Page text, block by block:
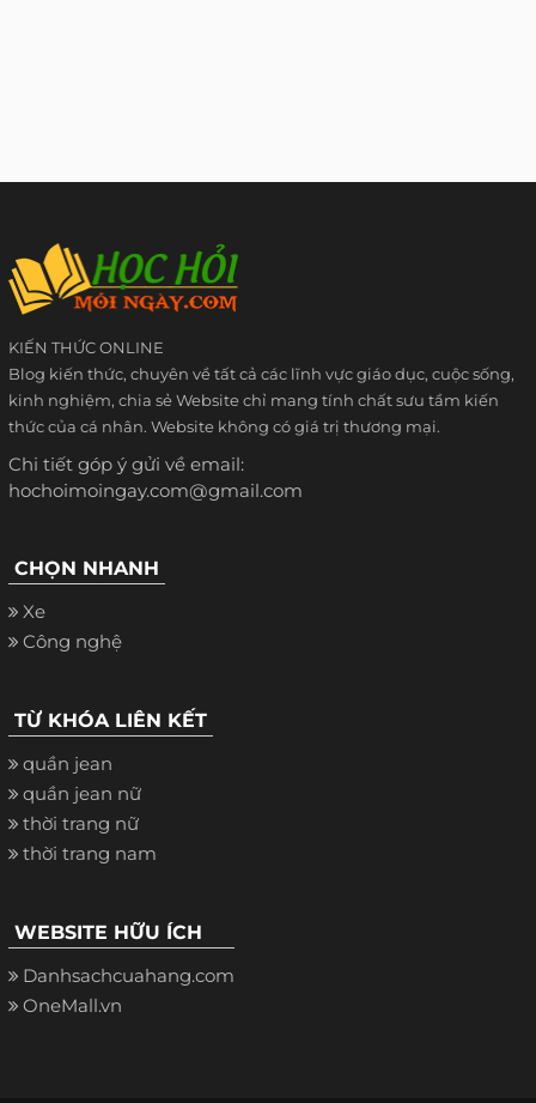
KIẾN THỨC ONLINE
Blog kiến thức, chuyên về tất cả các lĩnh vực giáo dục, cuộc sống,
kinh nghiệm, chia sẻ Website chỉ mang tính chất sưu tầm kiến
thức của cá nhân. Website không có giá trị thương mại.
Chi tiết góp ý gửi về email:
hochoimoingay.com@gmail.com
CHỌN NHANH
Xe
Công nghệ
TỪ KHÓA LIÊN KẾT
quần jean
quần jean nữ
thời trang nữ
thời trang nam
WEBSITE HỮU ÍCH
Danhsachcuahang.com
OneMall.vn